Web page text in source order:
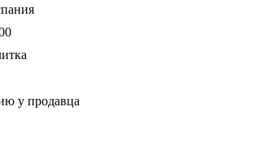
у продавца